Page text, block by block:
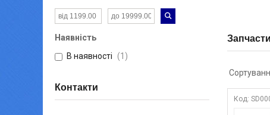
Наявність
В наявності
1
Контакти